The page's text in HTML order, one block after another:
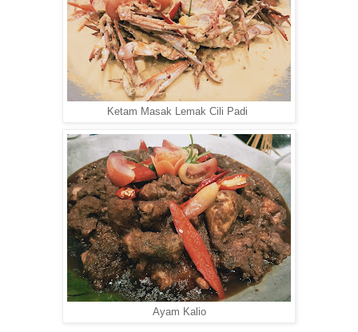
Ketam Masak Lemak Cili Padi
Ayam Kalio